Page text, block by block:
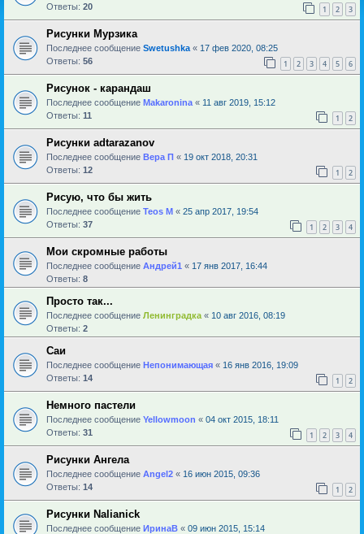
Ответы: 20 1 2 3
Рисунки Мурзика
Последнее сообщение Swetushka « 17 фев 2020, 08:25
Ответы: 56 1 2 3 4 5 6
Рисунок - карандаш
Последнее сообщение Makaronina « 11 авг 2019, 15:12
Ответы: 11 1 2
Рисунки adtarazanov
Последнее сообщение Вера П « 19 окт 2018, 20:31
Ответы: 12 1 2
Рисую, что бы жить
Последнее сообщение Teos M « 25 апр 2017, 19:54
Ответы: 37 1 2 3 4
Мои скромные работы
Последнее сообщение Андрей1 « 17 янв 2017, 16:44
Ответы: 8
Просто так...
Последнее сообщение Ленинградка « 10 авг 2016, 08:19
Ответы: 2
Саи
Последнее сообщение Непонимающая « 16 янв 2016, 19:09
Ответы: 14 1 2
Немного пастели
Последнее сообщение Yellowmoon « 04 окт 2015, 18:11
Ответы: 31 1 2 3 4
Рисунки Ангела
Последнее сообщение Angel2 « 16 июн 2015, 09:36
Ответы: 14 1 2
Рисунки Nalianick
Последнее сообщение ИринаВ « 09 июн 2015, 15:14